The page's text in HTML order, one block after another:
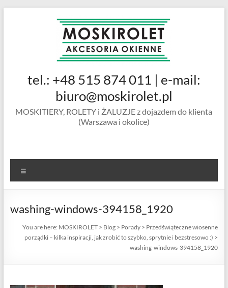
MOSKIROLET
siatki na
okienne |
ramkowe i
drzwiowe
tel.: +48 515 874 011 | e-mail:
biuro@moskirolet.pl
MOSKITIERY, ROLETY i ŻALUZJE z dojazdem do klienta
(Warszawa i okolice)
washing-windows-394158_1920
You are here: MOSKIROLET > Blog > Porady > Przedświąteczne wiosenne
porządki – kilka inspiracji, jak zrobić to szybko, sprytnie i bezstresowo :) >
washing-windows-394158_1920